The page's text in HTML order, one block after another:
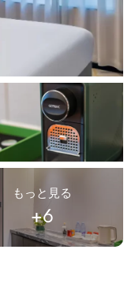
もっと見る
+6